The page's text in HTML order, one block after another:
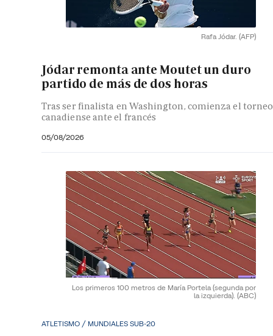
Rafa Jódar. (AFP)
Jódar remonta ante Moutet un duro
partido de más de dos horas
Tras ser finalista en Washington, comienza el torneo
canadiense ante el francés
05/08/2026
Los primeros 100 metros de María Portela (segunda por
la izquierda). (ABC)
ATLETISMO / MUNDIALES SUB-20